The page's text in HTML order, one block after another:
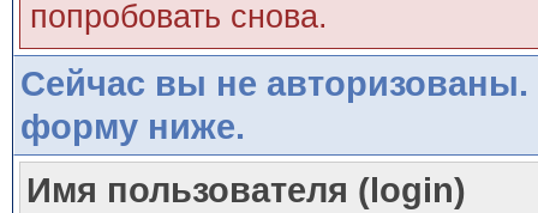
попробовать снова.
Сейчас вы не авторизованы.
форму ниже.
Имя пользователя (login)